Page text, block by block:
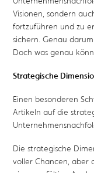
Visionen, sondern
fortzuführen und zu
sichern. Genau
Doch was genau
Strategische
Einen besonderen
Artikeln auf die
Die strategische
voller Chancen, aber